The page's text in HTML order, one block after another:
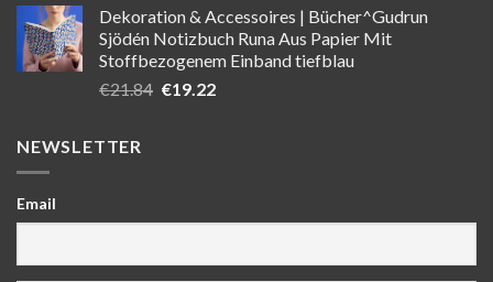
war:
€20.02
ist:
€17.42.
Dekoration & Accessoires | Bücher^Gudrun
Sjödén Notizbuch Runa Aus Papier Mit
Stoffbezogenem Einband tiefblau
€21.84 Ursprünglicher
€19.22Aktueller
NEWSLETTER
Email